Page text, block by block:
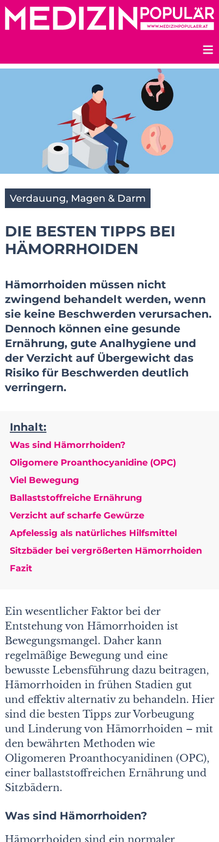
Zum
Inhalt
Verdauung, Magen & Darm
DIE BESTEN TIPPS BEI
HÄMORRHOIDEN
Hämorrhoiden müssen nicht
zwingend behandelt werden, wenn
sie keine Beschwerden verursachen.
Dennoch können eine gesunde
Ernährung, gute Analhygiene und
der Verzicht auf Übergewicht das
Risiko für Beschwerden deutlich
verringern.
Inhalt:
Was sind Hämorrhoiden?
Oligomere Proanthocyanidine (OPC)
Viel Bewegung
Ballaststoffreiche Ernährung
Verzicht auf scharfe Gewürze
Apfelessig als natürliches Hilfsmittel
Sitzbäder bei vergrößerten Hämorrhoiden
Fazit
Ein wesentlicher Faktor bei der
Entstehung von Hämorrhoiden ist
Bewegungsmangel. Daher kann
regelmäßige Bewegung und eine
bewusste Lebensführung dazu beitragen,
Hämorrhoiden in frühen Stadien gut
und effektiv alternativ zu behandeln. Hier
sind die besten Tipps zur Vorbeugung
und Linderung von Hämorrhoiden – mit
den bewährten Methoden wie
Oligomeren Proanthocyanidinen (OPC),
einer ballaststoffreichen Ernährung und
Sitzbädern.
Was sind Hämorrhoiden?